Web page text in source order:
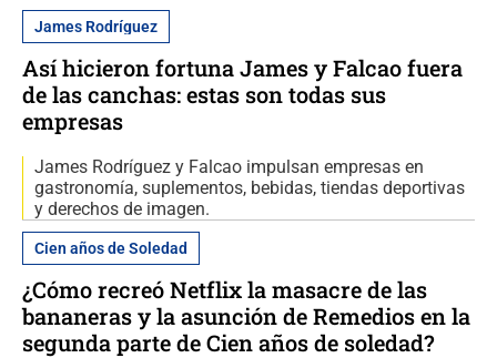
James Rodríguez
Así hicieron fortuna James y Falcao fuera
de las canchas: estas son todas sus
empresas
James Rodríguez y Falcao impulsan empresas en
gastronomía, suplementos, bebidas, tiendas deportivas
y derechos de imagen.
Cien años de Soledad
¿Cómo recreó Netflix la masacre de las
bananeras y la asunción de Remedios en la
segunda parte de Cien años de soledad?